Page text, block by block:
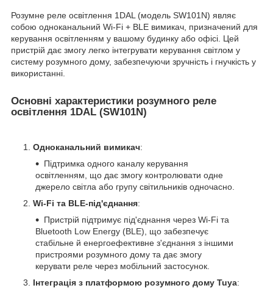
Розумне реле освітлення 1DAL (модель SW101N) являє
собою одноканальний Wi-Fi + BLE вимикач, призначений для
керування освітленням у вашому будинку або офісі. Цей
пристрій дає змогу легко інтегрувати керування світлом у
систему розумного дому, забезпечуючи зручність і гнучкість у
використанні.
Основні характеристики розумного реле
освітлення 1DAL (SW101N)
Одноканальний вимикач:
Підтримка одного каналу керування
освітленням, що дає змогу контролювати одне
джерело світла або групу світильників одночасно.
Wi-Fi та BLE-під'єднання:
Пристрій підтримує під'єднання через Wi-Fi та
Bluetooth Low Energy (BLE), що забезпечує
стабільне й енергоефективне з'єднання з іншими
пристроями розумного дому та дає змогу
керувати реле через мобільний застосунок.
Інтеграція з платформою розумного дому Tuya: